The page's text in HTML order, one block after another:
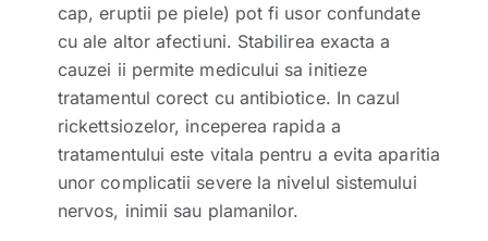
cap, eruptii pe piele) pot fi usor confundate
cu ale altor afectiuni. Stabilirea exacta a
cauzei ii permite medicului sa initieze
tratamentul corect cu antibiotice. In cazul
rickettsiozelor, inceperea rapida a
tratamentului este vitala pentru a evita aparitia
unor complicatii severe la nivelul sistemului
nervos, inimii sau plamanilor.